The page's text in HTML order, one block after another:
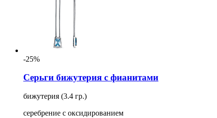
-25%
Серьги бижутерия с фианитами
бижутерия (3.4 гр.)
серебрение с оксидированием